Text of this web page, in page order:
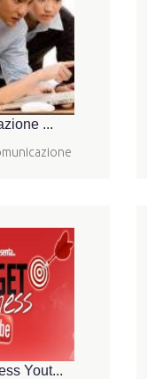
...
Yout...